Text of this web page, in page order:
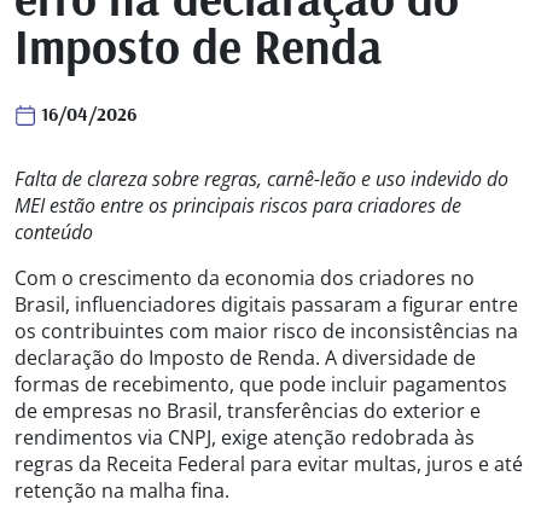
Imposto de Renda
16/04/2026
Falta de clareza sobre regras, carnê-leão e uso indevido do
MEI estão entre os principais riscos para criadores de
conteúdo
Com o crescimento da economia dos criadores no
Brasil, influenciadores digitais passaram a figurar entre
os contribuintes com maior risco de inconsistências na
declaração do Imposto de Renda. A diversidade de
formas de recebimento, que pode incluir pagamentos
de empresas no Brasil, transferências do exterior e
rendimentos via CNPJ, exige atenção redobrada às
regras da Receita Federal para evitar multas, juros e até
retenção na malha fina.